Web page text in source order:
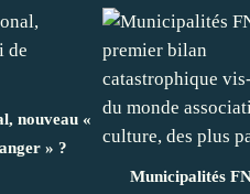
nouveau «
» ?
Municipalités